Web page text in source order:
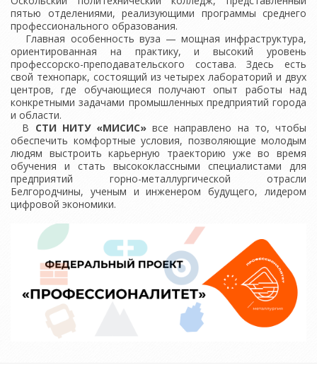
пятью отделениями, реализующими программы среднего
профессионального образования.
Главная особенность вуза — мощная инфраструктура,
ориентированная на практику, и высокий уровень
профессорско-преподавательского состава. Здесь есть
свой технопарк, состоящий из четырех лабораторий и двух
центров, где обучающиеся получают опыт работы над
конкретными задачами промышленных предприятий города
и области.
В СТИ НИТУ «МИСИС»все направлено на то, чтобы
обеспечить комфортные условия, позволяющие молодым
людям выстроить карьерную траекторию уже во время
обучения и стать высококлассными специалистами для
предприятий горно-металлургической отрасли
Белгородчины, ученым и инженером будущего, лидером
цифровой экономики.